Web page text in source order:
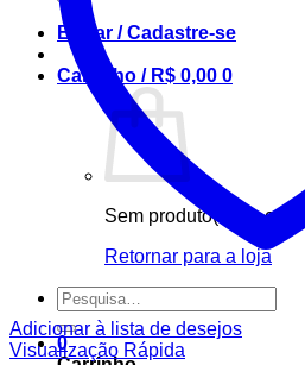
Entrar / Cadastre-se
Carrinho / R$ 0,00 0
Sem produto(s) no
Retornar para a loja
Pesquisar
por:
0
Adicionar à lista de desejos
Visualização Rápida